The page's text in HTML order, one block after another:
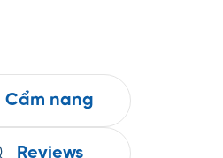
Cẩm nang
Reviews